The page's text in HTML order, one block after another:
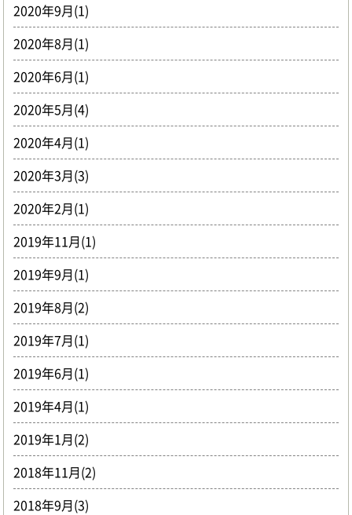
2020年9月(1)
2020年8月(1)
2020年6月(1)
2020年5月(4)
2020年4月(1)
2020年3月(3)
2020年2月(1)
2019年11月(1)
2019年9月(1)
2019年8月(2)
2019年7月(1)
2019年6月(1)
2019年4月(1)
2019年1月(2)
2018年11月(2)
2018年9月(3)